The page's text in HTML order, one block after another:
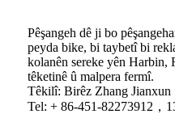
Pêşangeh dê ji bo
peyda bike, bi taybetî bi
kolanên sereke yên Harbin,
têketinê û malpera fermî.
Têkilî: Birêz Zhang Jianxun
Tel: + 86-451-82273912，